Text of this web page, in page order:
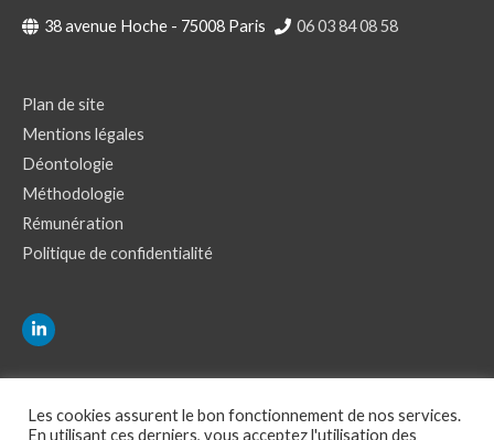
38 avenue Hoche - 75008 Paris 06 03 84 08 58
Plan de site
Mentions légales
Déontologie
Méthodologie
Rémunération
Politique de confidentialité
Les cookies assurent le bon fonctionnement de nos services.
En utilisant ces derniers, vous acceptez l'utilisation des